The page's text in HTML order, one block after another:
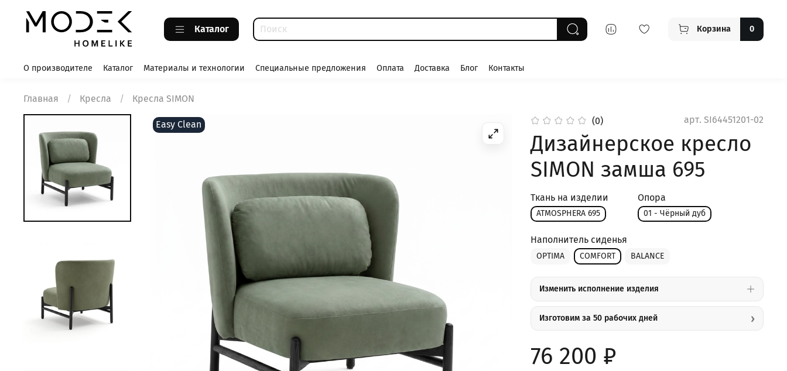
Каталог Корзина 0
О производителе Каталог Материалы и технологии Специальные предложения Оплата Доставка Блог Контакты
Главная Кресла Кресла SIMON
Easy Clean (0) арт. SI64451201-02
Дизайнерское кресло
SIMON замша 695
Ткань на изделии
ATMOSPHERA 695
Опора
01 - Чёрный дуб
Наполнитель сиденья
OPTIMA COMFORT BALANCE
Изменить исполнение изделия
Изготовим за 50 рабочих дней ›
76 200 ₽